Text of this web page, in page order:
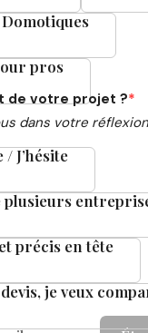
pros
de votre projet ?*
dans votre
J’hésite
plusieurs
précis en tête
devis, je veux